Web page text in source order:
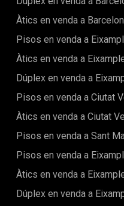
aerotèrmia, terra radiant i
en una de les costes més
platges, restaurants i pobles amb
Una escapada
impostos, despeses de
d'agència ni despeses
Àtics en venda a
Pisos en venda a
Àtics en venda a
Dúplex en venda a
Pisos en venda a Ciutat
Àtics en venda a Ciutat
Pisos en venda a Sant
Pisos en venda a
Àtics en venda a
Dúplex en venda a